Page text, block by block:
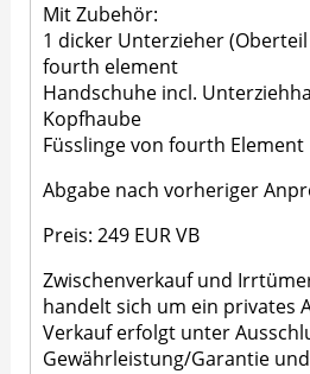
Mit Zubehör:
1 dicker Unterzieher
fourth element
Handschuhe incl.
Kopfhaube
Füsslinge von fourth Element
Abgabe nach vorheriger
Preis: 249 EUR VB
Zwischenverkauf und
handelt sich um ein privates
Verkauf erfolgt unter
Gewährleistung/Garantie